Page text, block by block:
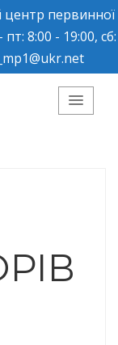
первинної
8:00 - 19:00, сб: